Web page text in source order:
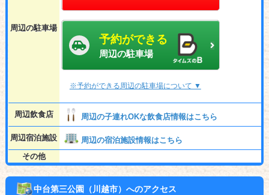
周辺の駐車場
予約ができる
周辺の駐車場
※予約ができる周辺の駐車場について ▼
周辺飲食店 周辺の子連れOKな飲食店情報はこちら
周辺宿泊施設
周辺の宿泊施設情報はこちら
その他
中台第三公園（川越市）へのアクセス